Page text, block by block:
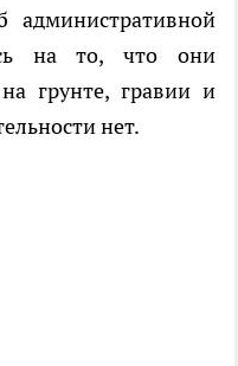
административной
на то, что они
грунте, гравии и
нет.